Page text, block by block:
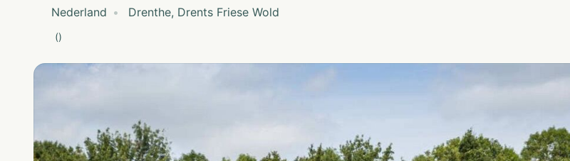
Nederland Drenthe, Drents Friese Wold
()